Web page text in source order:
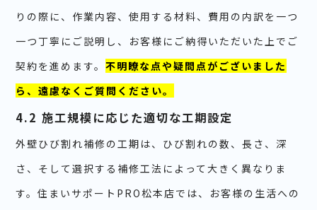
りの際に、作業内容、使用する材料、費用の内訳を一つ
一つ丁寧にご説明し、お客様にご納得いただいた上でご
契約を進めます。不明瞭な点や疑問点がございました
ら、遠慮なくご質問ください。
4.2 施工規模に応じた適切な工期設定
外壁ひび割れ補修の工期は、ひび割れの数、長さ、深
さ、そして選択する補修工法によって大きく異なりま
す。住まいサポートPRO松本店では、お客様の生活への